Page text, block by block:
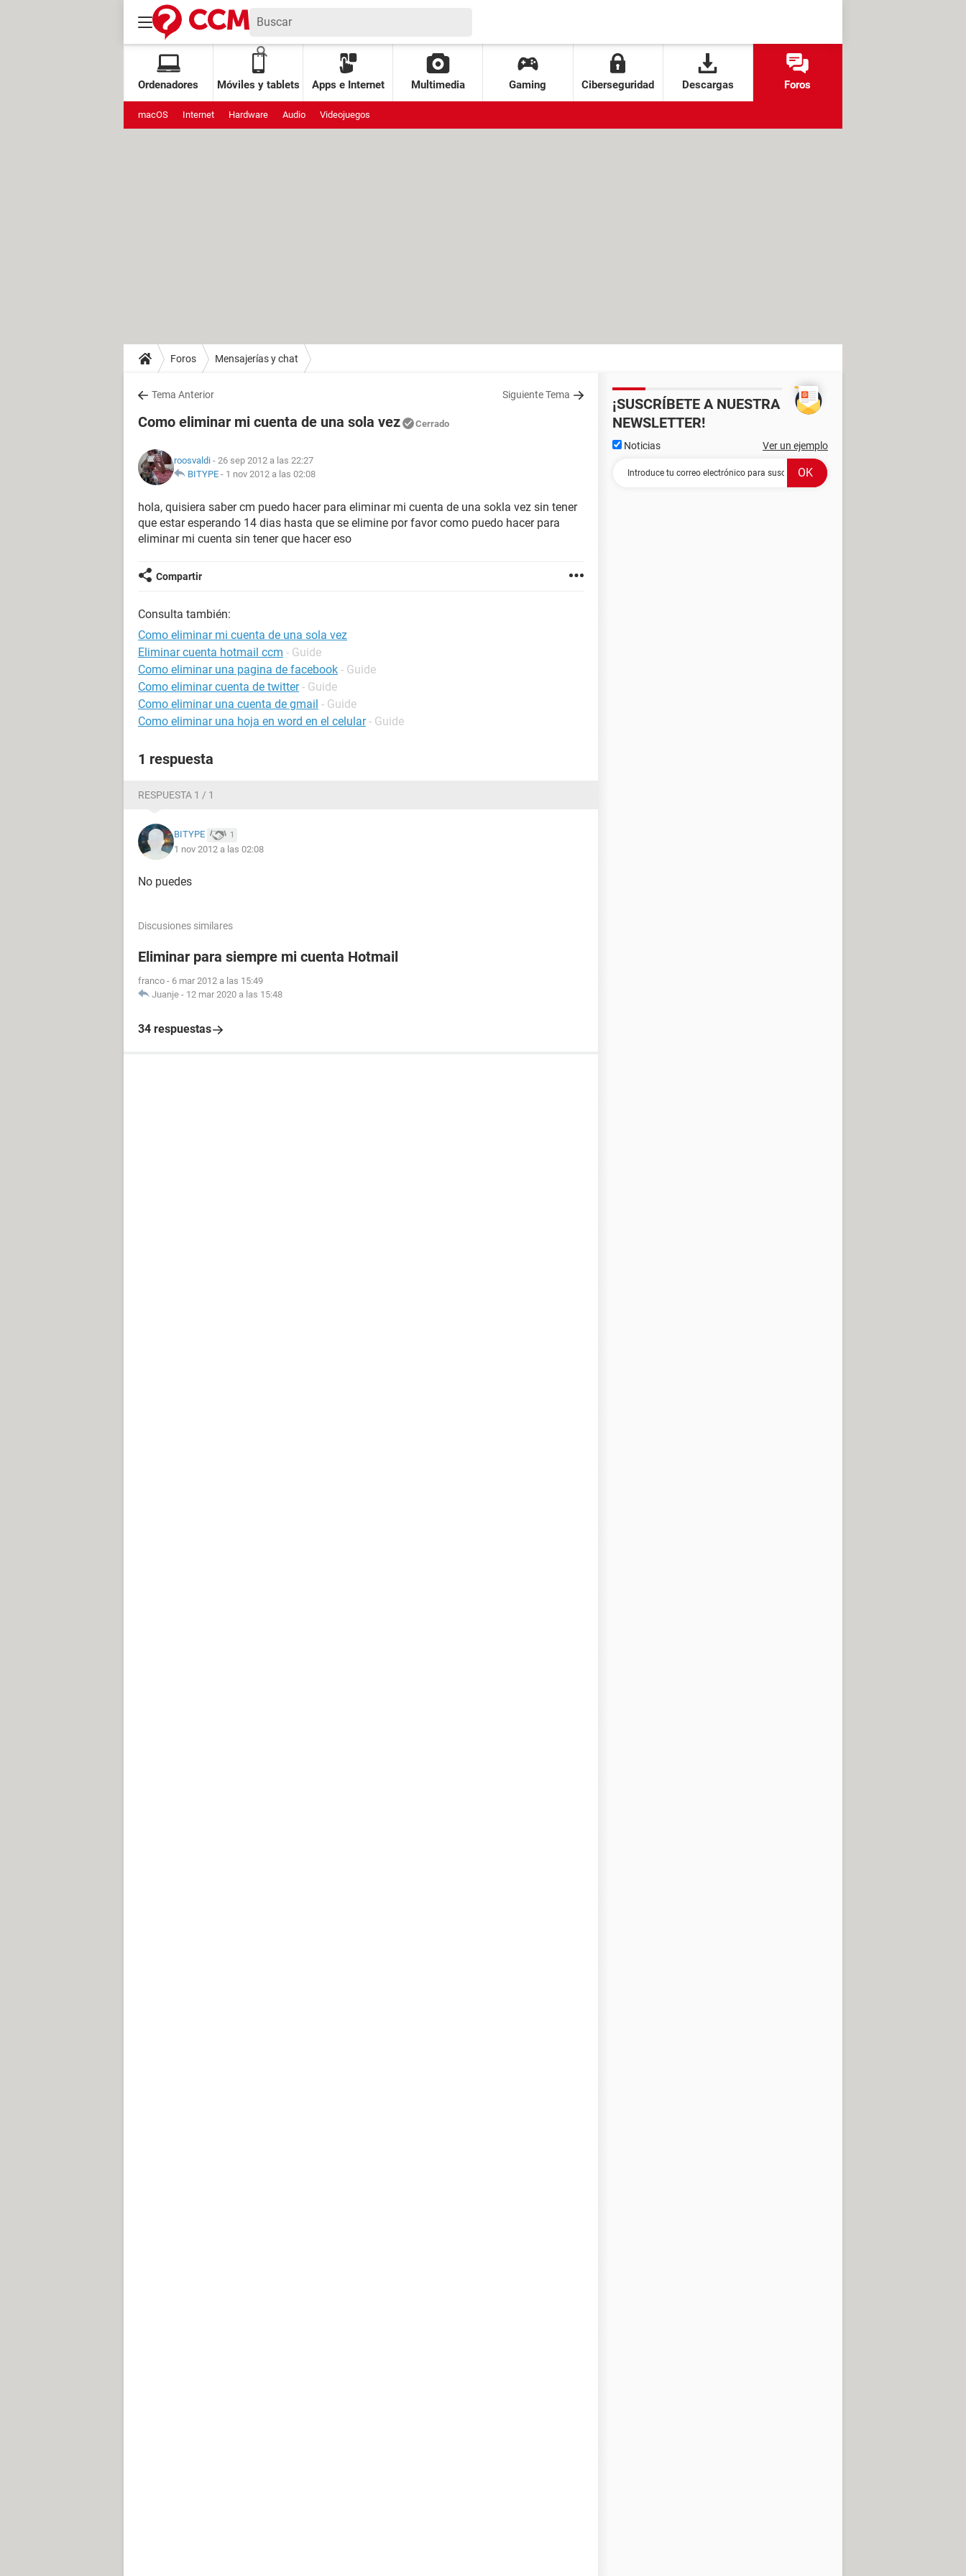
Ordenadores Móviles y tablets Apps e Internet Multimedia Gaming Ciberseguridad Descargas Foros
macOS Internet Hardware Audio Videojuegos
Foros Mensajerías y chat
Tema Anterior Siguiente Tema
Como eliminar mi cuenta de una sola vez Cerrado
roosvaldi - 26 sep 2012 a las 22:27
BITYPE - 1 nov 2012 a las 02:08
hola, quisiera saber cm puedo hacer para eliminar mi cuenta de una sokla vez sin tener
que estar esperando 14 dias hasta que se elimine por favor como puedo hacer para
eliminar mi cuenta sin tener que hacer eso
Compartir
Consulta también:
Como eliminar mi cuenta de una sola vez
Eliminar cuenta hotmail ccm - Guide
Como eliminar una pagina de facebook - Guide
Como eliminar cuenta de twitter - Guide
Como eliminar una cuenta de gmail - Guide
Como eliminar una hoja en word en el celular - Guide
1 respuesta
RESPUESTA 1 / 1
BITYPE 1
1 nov 2012 a las 02:08
No puedes
Discusiones similares
Eliminar para siempre mi cuenta Hotmail
franco - 6 mar 2012 a las 15:49
Juanje - 12 mar 2020 a las 15:48
34 respuestas
¡SUSCRÍBETE A NUESTRA
NEWSLETTER!
Noticias Ver un ejemplo